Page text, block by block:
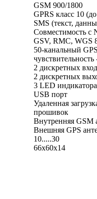
GSM 900/1800
GPRS класс 10
SMS (текст,
Совместимость
GSV, RMC, WGS
50-канальный
2 дискретных
2 дискретных
3 LED индикатора
USB порт
Удаленная
прошивок
Внутренняя GSM
Внешняя GPS
10.....30
66х60х14